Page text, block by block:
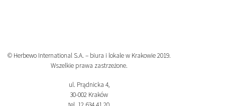
© Herbewo International S.A. – biura i lokale w Krakowie 2019.
Wszelkie prawa zastrzeżone.
ul. Prądnicka 4,
30-002 Kraków